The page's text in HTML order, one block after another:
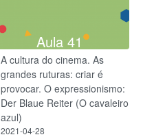
Aula 41
A cultura do cinema. As
grandes ruturas: criar é
provocar. ​O expressionismo:
Der Blaue Reiter (O cavaleiro
azul)
2021-04-28